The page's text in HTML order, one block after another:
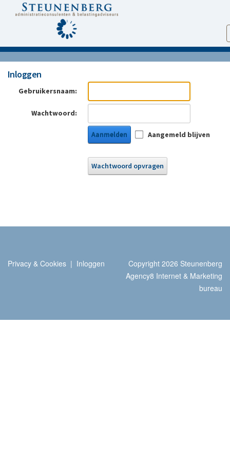
Inloggen
Gebruikersnaam:
Wachtwoord:
Aanmelden Aangemeld blijven
Wachtwoord opvragen
Privacy & Cookies | Inloggen
Copyright 2026 Steunenberg
Agency8 Internet & Marketing
bureau